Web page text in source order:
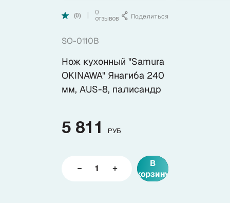
Популярные подборки
Аксессуары
Спецпредложения и уценка
(0)
0
отзывов
Поделиться
SO-0110B
Нож кухонный "Samura
OKINAWA" Янагиба 240
мм, AUS-8, палисандр
5 811 РУБ
В
корзину